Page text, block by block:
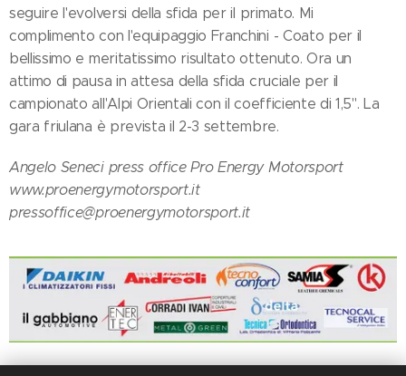
seguire l'evolversi della sfida per il primato. Mi
complimento con l'equipaggio Franchini - Coato per il
bellissimo e meritatissimo risultato ottenuto. Ora un
attimo di pausa in attesa della sfida cruciale per il
campionato all'Alpi Orientali con il coefficiente di 1,5". La
gara friulana è prevista il 2-3 settembre.
Angelo Seneci press office Pro Energy Motorsport
www.proenergymotorsport.it
pressoffice@proenergymotorsport.it